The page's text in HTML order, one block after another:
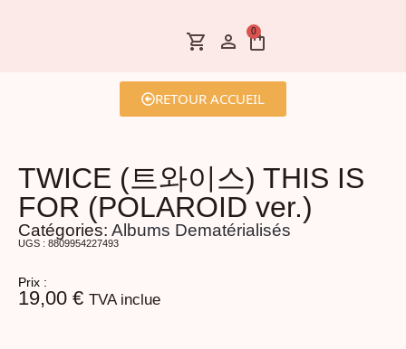
0
RETOUR ACCUEIL
TWICE (트와이스) THIS IS
FOR (POLAROID ver.)
Catégories: Albums Dematérialisés
UGS : 8809954227493
Prix :
19,00 € TVA inclue